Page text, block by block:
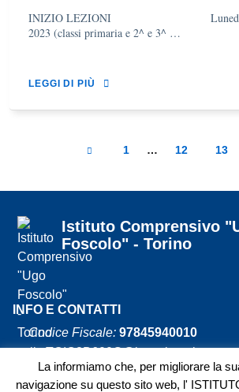
INIZIO LEZIONI Lunedì 11
2023 (classi primaria e 2^ e 3^ …
LEGGI DI PIÙ
1 … 12 13
Istituto Comprensivo
Foscolo" - Torino
INFO E CONTATTI
Codice Fiscale: 97845940010
mail:TOIC8B600G@istruzione.it–
TOIC8B600G@pec.istruzione.it
La informiamo che, per migliorare la
navigazione su questo sito web, l'